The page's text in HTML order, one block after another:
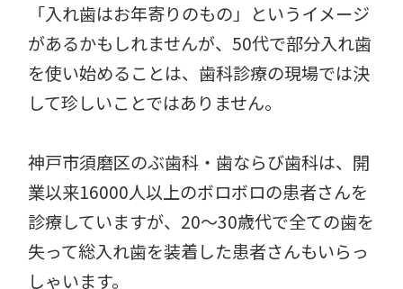
「入れ歯はお年寄りのもの」というイメージ
があるかもしれませんが、50代で部分入れ歯
を使い始めることは、歯科診療の現場では決
して珍しいことではありません。
神戸市須磨区のぶ歯科・歯ならび歯科は、開
業以来16000人以上のボロボロの患者さんを
診療していますが、20〜30歳代で全ての歯を
失って総入れ歯を装着した患者さんもいらっ
しゃいます。